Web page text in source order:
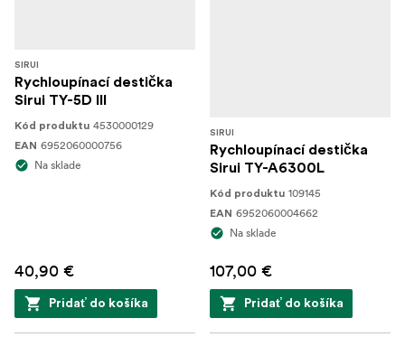
SIRUI
Rychloupínací destička
Sirui TY-5D III
Kód produktu 4530000129
EAN 6952060000756
Na sklade
40,90 €
Pridať do košíka
SIRUI
Rychloupínací destička
Sirui TY-A6300L
Kód produktu 109145
EAN 6952060004662
Na sklade
107,00 €
Pridať do košíka